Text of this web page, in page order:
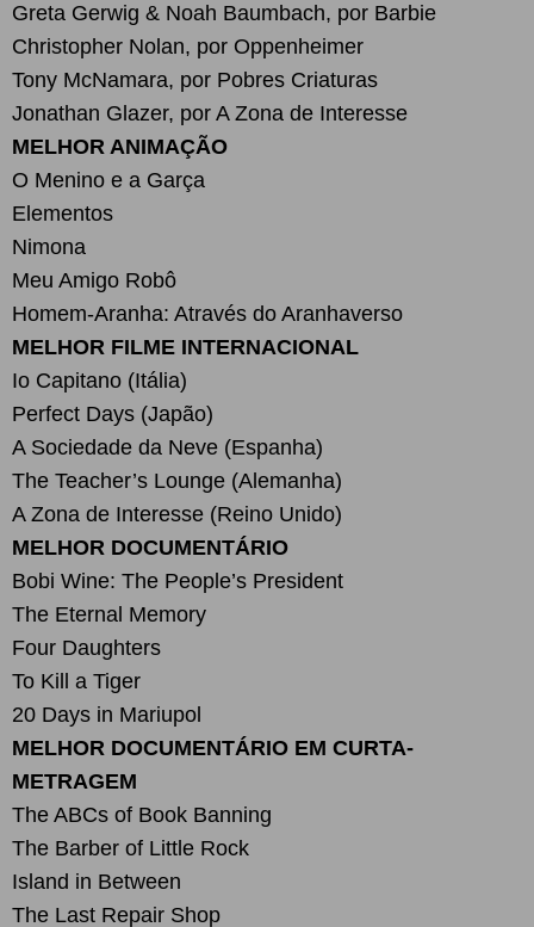
Greta Gerwig & Noah Baumbach, por Barbie
Christopher Nolan, por Oppenheimer
Tony McNamara, por Pobres Criaturas
Jonathan Glazer, por A Zona de Interesse
MELHOR ANIMAÇÃO
O Menino e a Garça
Elementos
Nimona
Meu Amigo Robô
Homem-Aranha: Através do Aranhaverso
MELHOR FILME INTERNACIONAL
Io Capitano (Itália)
Perfect Days (Japão)
A Sociedade da Neve (Espanha)
The Teacher’s Lounge (Alemanha)
A Zona de Interesse (Reino Unido)
MELHOR DOCUMENTÁRIO
Bobi Wine: The People’s President
The Eternal Memory
Four Daughters
To Kill a Tiger
20 Days in Mariupol
MELHOR DOCUMENTÁRIO EM CURTA-
METRAGEM
The ABCs of Book Banning
The Barber of Little Rock
Island in Between
The Last Repair Shop